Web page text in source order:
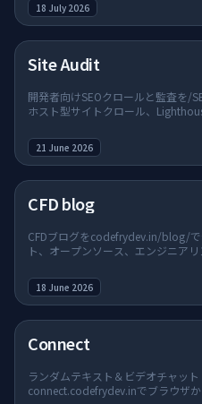
18 July 2026
Site Audit
開発者向けSEOクロールと監査を/
ホスト型サイトクロール、
ント向けMCPツール；ホームページ
リティに追加。
21 June 2026
CFD blog（新しいタブで
CFDブログをcodefrydev.in/blog/
ト、オープンソース、エンジニア
クに追加。
18 June 2026
Connect（新しいタブで
ランダムテキスト＆ビデオチャッ
connect.codefrydev.inでブラウザ